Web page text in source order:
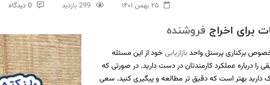
۲۵ بهمن ۱۴۰۱ 299 بازدید 0 دیدگاه
برای اخراج فروشنده
برکناری پرسنل واحدبازاریابیخود از این مسئله
درباره عملکرد کارمندتان در دست دارید. در صورتی که
بهتر است که دقیق تر مطالعه و پیگیری کنید. سعی